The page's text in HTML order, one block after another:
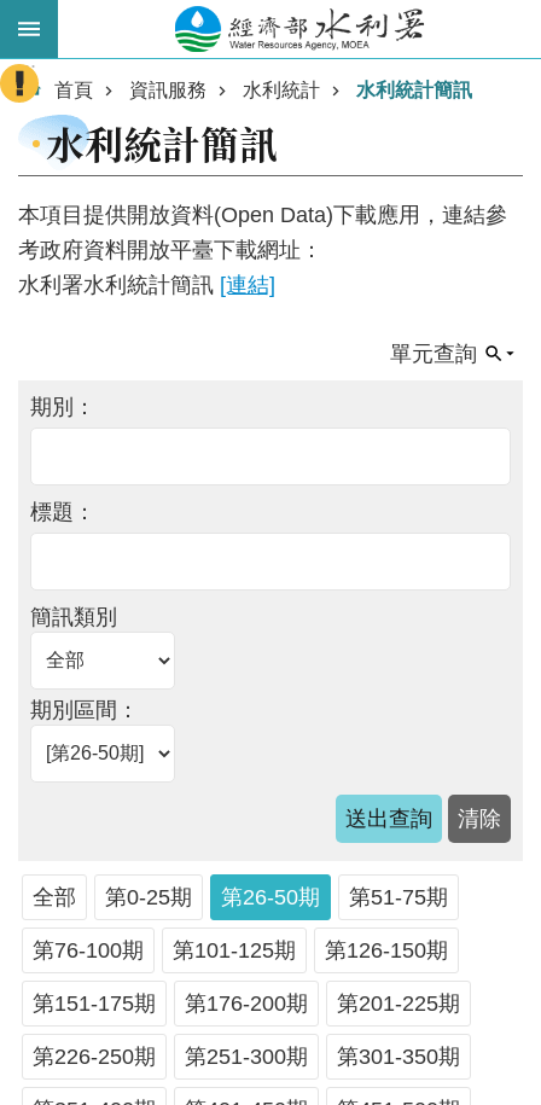
跳到主要內容區塊
進
階
搜
務
主
軸
最
新
情
便
民
服
務
資
訊
服
:::
首頁 資訊服務 水利統計 水利統計簡訊
水利統計簡訊
本項目提供開放資料(Open Data)下載應用，連結參
考政府資料開放平臺下載網址：
水利署水利統計簡訊 [連結]
單元查詢
期別：
標題：
簡訊類別
期別區間：
全部 第0-25期 第26-50期 第51-75期
第76-100期 第101-125期 第126-150期
第151-175期 第176-200期 第201-225期
第226-250期 第251-300期 第301-350期